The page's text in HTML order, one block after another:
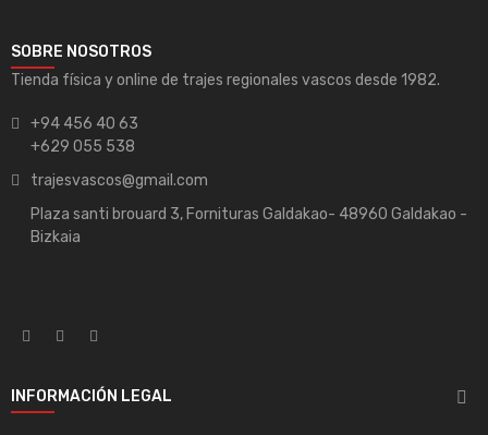
SOBRE NOSOTROS
Tienda física y online de trajes regionales vascos desde 1982.
+94 456 40 63
+629 055 538
trajesvascos@gmail.com
Plaza santi brouard 3, Fornituras Galdakao- 48960 Galdakao -
Bizkaia
INFORMACIÓN LEGAL 